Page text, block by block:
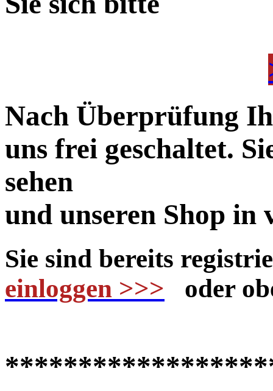
Nach Überprüfung
uns frei geschaltet.
sehen
und unseren Shop in
Sie sind bereits
einloggen >>>
oder